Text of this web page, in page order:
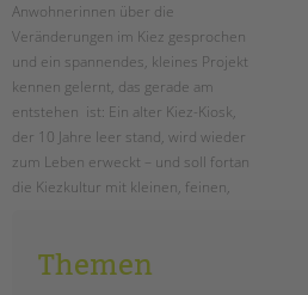
Anwohnerinnen über die
Veränderungen im Kiez gesprochen
und ein spannendes, kleines Projekt
kennen gelernt, das gerade am
entstehen ist: Ein alter Kiez-Kiosk,
der 10 Jahre leer stand, wird wieder
zum Leben erweckt – und soll fortan
die Kiezkultur mit kleinen, feinen,
ausdrücklich erwünscht!
Themen